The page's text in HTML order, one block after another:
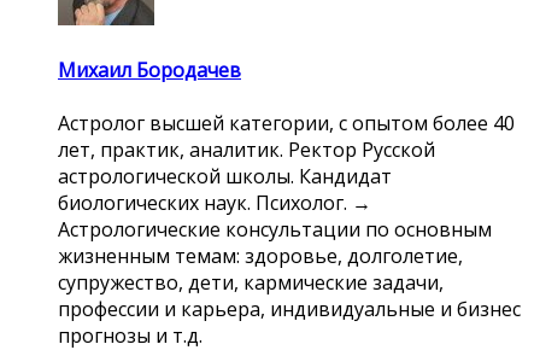
Михаил Бородачев
Астролог высшей категории, с опытом более 40
лет, практик, аналитик. Ректор Русской
астрологической школы. Кандидат
биологических наук. Психолог. →
Астрологические консультации по основным
жизненным темам: здоровье, долголетие,
супружество, дети, кармические задачи,
профессии и карьера, индивидуальные и бизнес
прогнозы и т.д.